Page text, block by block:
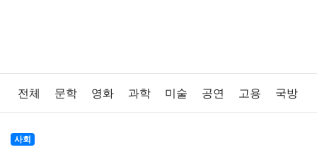
전체 문학 영화 과학 미술 공연 고용 국방
법률
사회